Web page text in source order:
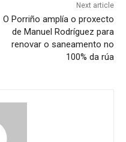
Next article
O Porriño amplía o proxecto
de Manuel Rodríguez para
renovar o saneamento no
100% da rúa